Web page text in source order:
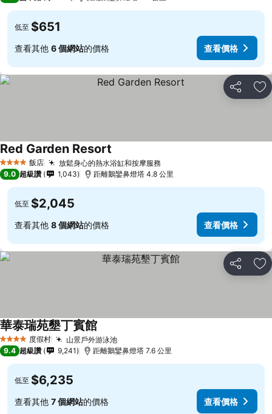
低至 $651
查看其他 6 個網站的價格 查看價格
分享 加
4 星級 飯店 放鬆身心的熱水浴缸和按摩服務
Red Garden Resort
9.0 超級讚 1,043 距離鵝鑾鼻燈塔 4.8 公里
低至 $2,045
查看其他 8 個網站的價格 查看價格
分享 加
4 星級 度假村 山景戶外游泳池
華泰瑞苑墾丁賓館
9.4 超級讚 9,241 距離鵝鑾鼻燈塔 7.6 公里
低至 $6,235
查看其他 7 個網站的價格 查看價格